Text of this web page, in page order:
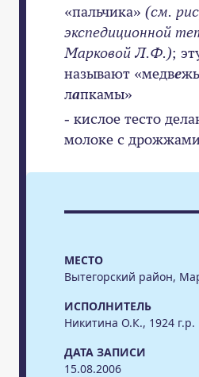
МЕСТО
Вытегорский район,
ИСПОЛНИТЕЛЬ
Никитина О.К., 1924 г.р.
ДАТА ЗАПИСИ
15.08.2006
«пальчика» (см.
экспедиционной
Марковой Л.Ф.);
называют «медве
лапкамы»
- кислое тесто
молоке с